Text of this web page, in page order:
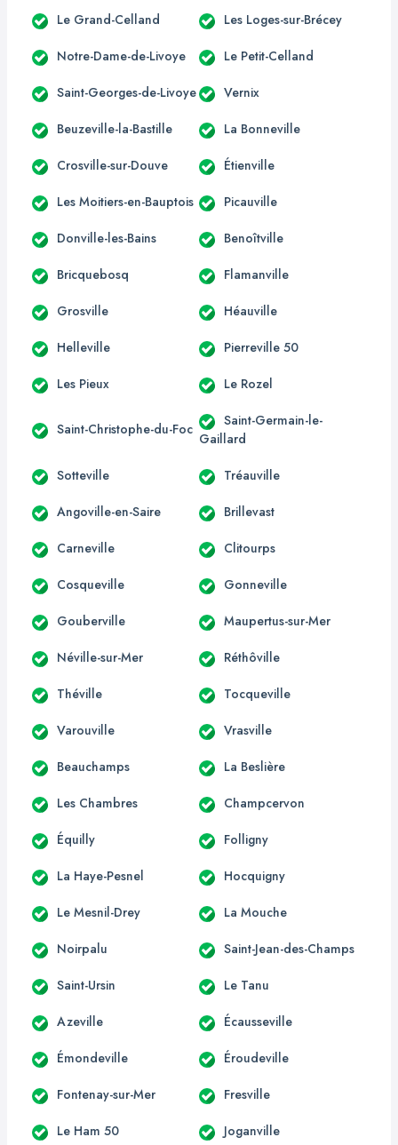
Le Grand-Celland Les Loges-sur-Brécey
Notre-Dame-de-Livoye Le Petit-Celland
Saint-Georges-de-Livoye Vernix
Beuzeville-la-Bastille La Bonneville
Crosville-sur-Douve Étienville
Les Moitiers-en-Bauptois Picauville
Donville-les-Bains Benoîtville
Bricquebosq Flamanville
Grosville Héauville
Helleville Pierreville 50
Les Pieux Le Rozel
Saint-Christophe-du-Foc
Saint-Germain-le-
Gaillard
Sotteville Tréauville
Angoville-en-Saire Brillevast
Carneville Clitourps
Cosqueville Gonneville
Gouberville Maupertus-sur-Mer
Néville-sur-Mer Réthôville
Théville Tocqueville
Varouville Vrasville
Beauchamps La Beslière
Les Chambres Champcervon
Équilly Folligny
La Haye-Pesnel Hocquigny
Le Mesnil-Drey La Mouche
Noirpalu Saint-Jean-des-Champs
Saint-Ursin Le Tanu
Azeville Écausseville
Émondeville Éroudeville
Fontenay-sur-Mer Fresville
Le Ham 50 Joganville